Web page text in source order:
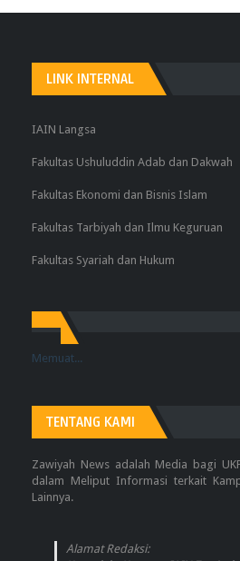
LINK INTERNAL
IAIN Langsa
Fakultas Ushuluddin Adab dan Dakwah
Fakultas Ekonomi dan Bisnis Islam
Fakultas Tarbiyah dan Ilmu Keguruan
Fakultas Syariah dan Hukum
Memuat...
TENTANG KAMI
Zawiyah News adalah Media bagi
dalam Meliput Informasi terkait
Lainnya.
Alamat Redaksi: